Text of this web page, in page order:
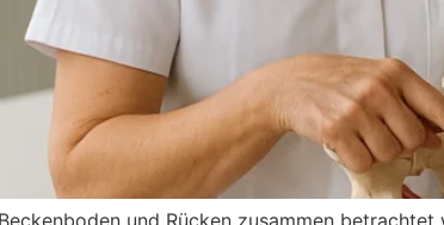
und︇ Rüc︇ken zus︇ammen